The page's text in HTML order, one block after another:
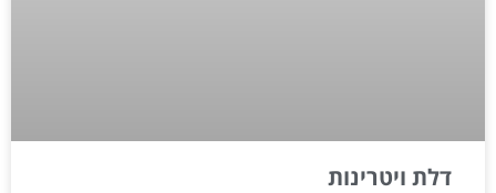
דלת ויטרינות